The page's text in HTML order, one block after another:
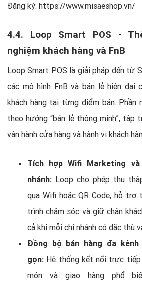
Đăng ký: https://www.misaeshop.vn/
4.4. Loop Smart POS -
nghiệm khách hàng và FnB
Loop Smart POS là giải pháp đến từ
các mô hình FnB và bán lẻ hiện đại
khách hàng tại từng điểm bán. Phần
theo hướng “bán lẻ thông minh”, tập
vận hành cửa hàng và hành vi khách
Tích hợp Wifi Marketing
nhánh: Loop cho phép thu
qua Wifi hoặc QR Code, hỗ trợ
trình chăm sóc và giữ chân
cả khi mỗi chi nhánh có đặc thù
Đồng bộ bán hàng đa kênh
gọn: Hệ thống kết nối trực
món và giao hàng phổ